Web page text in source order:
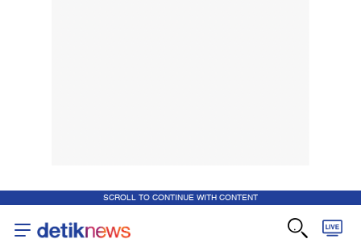
SCROLL TO CONTINUE WITH CONTENT